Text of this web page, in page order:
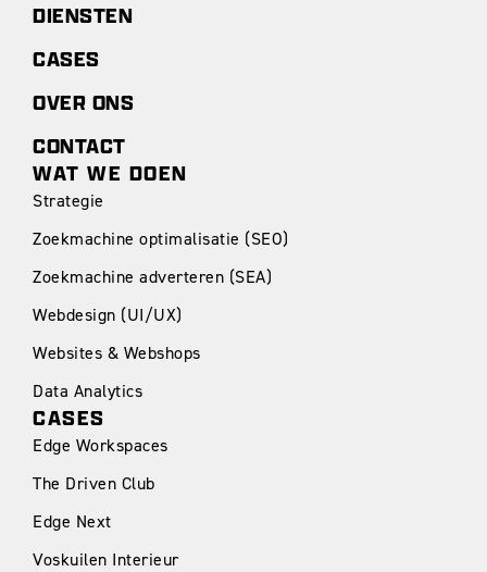
DIENSTEN
CASES
OVER ONS
CONTACT
WAT WE DOEN
Strategie
Zoekmachine optimalisatie (SEO)
Zoekmachine adverteren (SEA)
Webdesign (UI/UX)
Websites & Webshops
Data Analytics
CASES
Edge Workspaces
The Driven Club
Edge Next
Voskuilen Interieur